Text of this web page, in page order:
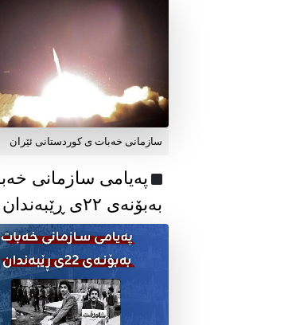
سازمانی خەبات ی کوردستانی ئێران
پەیامی سازمانی
بەبۆنەی ۲۲ی ڕێبەندان